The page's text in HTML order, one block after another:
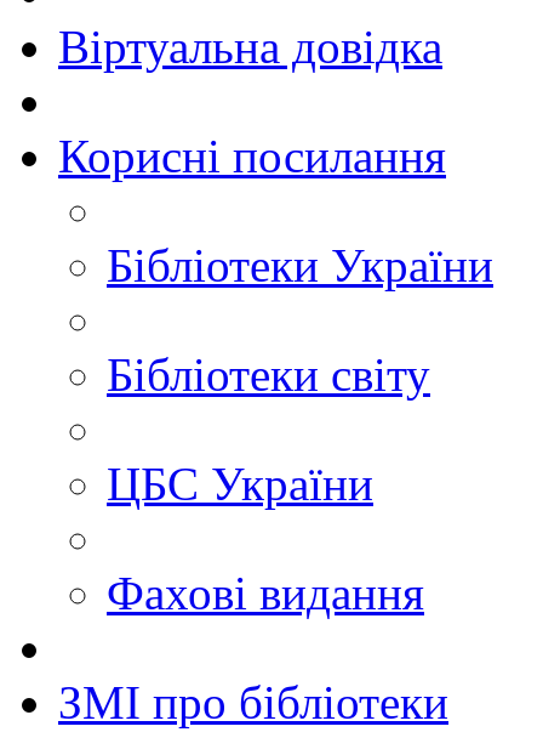
Віртуальна довідка
Корисні посилання
Бібліотеки України
Бібліотеки світу
ЦБС України
Фахові видання
ЗМІ про бібліотеки